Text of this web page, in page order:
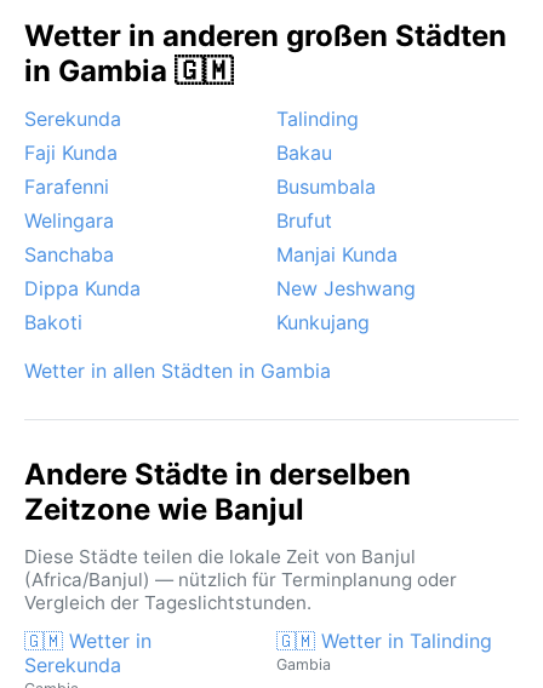
Wetter in anderen großen Städten
in Gambia 🇬🇲
Serekunda
Talinding
Faji Kunda
Bakau
Farafenni
Busumbala
Welingara
Brufut
Sanchaba
Manjai Kunda
Dippa Kunda
New Jeshwang
Bakoti
Kunkujang
Wetter in allen Städten in Gambia
Andere Städte in derselben
Zeitzone wie Banjul
Diese Städte teilen die lokale Zeit von Banjul
(Africa/Banjul) — nützlich für Terminplanung oder
Vergleich der Tageslichtstunden.
🇬🇲 Wetter in
Serekunda
🇬🇲 Wetter in Talinding
Gambia